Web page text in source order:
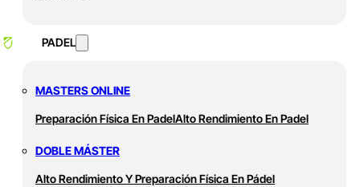
PADEL
MASTERS ONLINE
Preparación Física En PadelAlto Rendimiento En Padel
DOBLE MÁSTER
Alto Rendimiento Y Preparación Física En Pádel